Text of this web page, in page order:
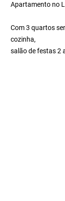
Apartamento no
Com 3 quartos
cozinha,
salão de festas 2